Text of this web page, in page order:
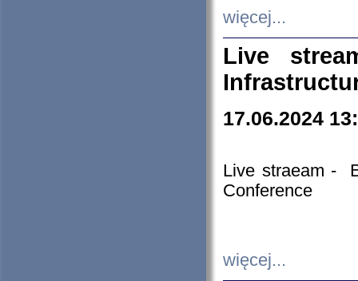
więcej...
Live
17.06.2024
Live straeam -
Conference
więcej...